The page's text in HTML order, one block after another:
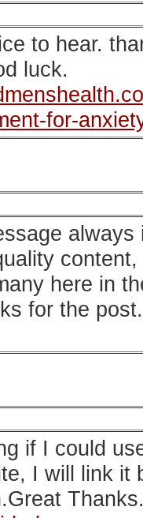
to hear.
luck.
for-
always
here in
for the
if I could
I will link it